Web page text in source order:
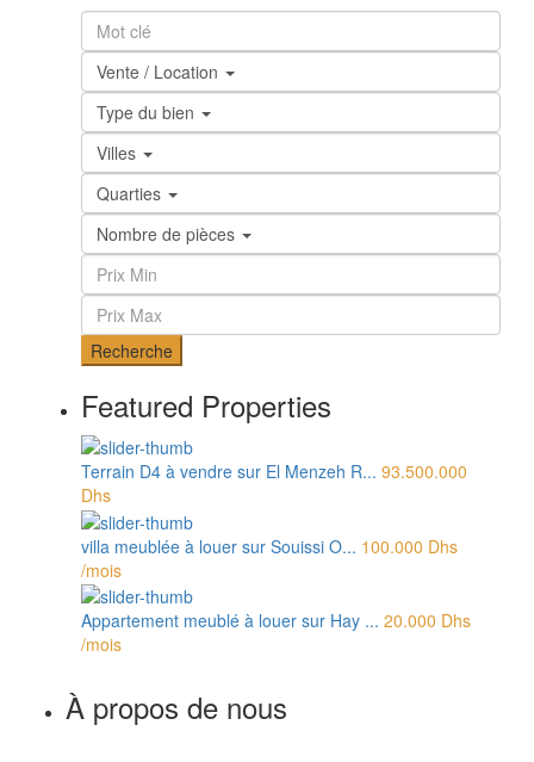
Vente / Location
Type du bien
Villes
Quarties
Nombre de pièces
Recherche
Featured Properties
Terrain D4 à vendre sur El Menzeh R... 93.500.000
Dhs
villa meublée à louer sur Souissi O... 100.000 Dhs
/mois
Appartement meublé à louer sur Hay ... 20.000 Dhs
/mois
À propos de nous